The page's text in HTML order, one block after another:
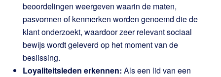
beoordelingen weergeven waarin de maten,
pasvormen of kenmerken worden genoemd die de
klant onderzoekt, waardoor zeer relevant sociaal
bewijs wordt geleverd op het moment van de
beslissing.
Loyaliteitsleden erkennen: Als een lid van een